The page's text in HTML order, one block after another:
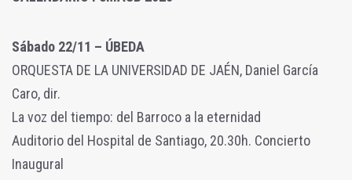
Sábado 22/11 – ÚBEDA
ORQUESTA DE LA UNIVERSIDAD DE JAÉN, Daniel García
Caro, dir.
La voz del tiempo: del Barroco a la eternidad
Auditorio del Hospital de Santiago, 20.30h. Concierto
Inaugural